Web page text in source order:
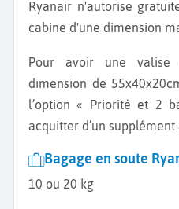
Ryanair n'autorise gratuitement qu'un petit bagage
cabine d'une dimension
Pour avoir une valise cabine de 10kg d’une
dimension de
l’option « Priorité et 2
acquitter d’un supplément
Bagage en soute
10 ou 20 kg